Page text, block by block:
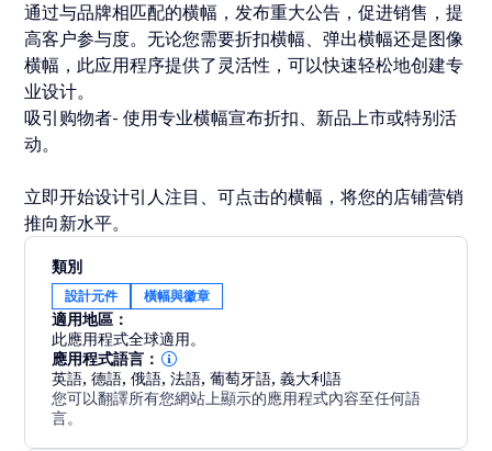
通过与品牌相匹配的横幅，发布重大公告，促进销售，提
高客户参与度。无论您需要折扣横幅、弹出横幅还是图像
横幅，此应用程序提供了灵活性，可以快速轻松地创建专
业设计。
吸引购物者- 使用专业横幅宣布折扣、新品上市或特别活
动。
立即开始设计引人注目、可点击的横幅，将您的店铺营销
推向新水平。
類別
設計元件 橫幅與徽章
適用地區：
此應用程式全球適用。
應用程式語言：
英語,德語,俄語,法語,葡萄牙語,義大利語
您可以翻譯所有您網站上顯示的應用程式內容至任何語
言。